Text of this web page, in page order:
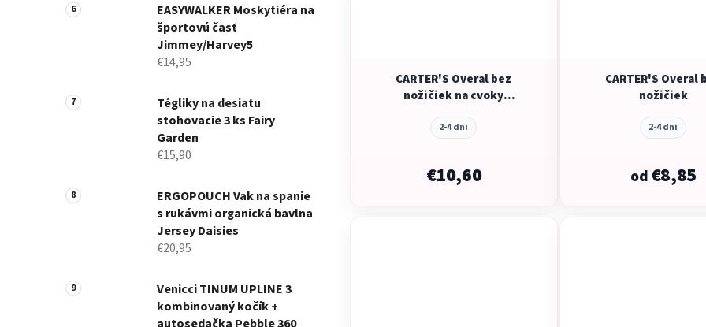
EASYWALKER Moskytiéra na
športovú časť
Jimmey/Harvey5
€14,95
Tégliky na desiatu
stohovacie 3 ks Fairy
Garden
€15,90
ERGOPOUCH Vak na spanie
s rukávmi organická bavlna
Jersey Daisies
€20,95
Venicci TINUM UPLINE 3
kombinovaný kočík +
CARTER'S Overal bez
nožičiek na cvoky
2-4 dni
€10,60
CARTER'S Overal
nožičiek
2-4 dni
od€8,85